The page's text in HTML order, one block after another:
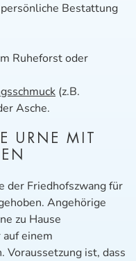
Bestattung
Ruheforst oder
(z.B.
Asche.
URNE MIT
der Friedhofszwang für
Angehörige
zu Hause
einem
Voraussetzung ist, dass